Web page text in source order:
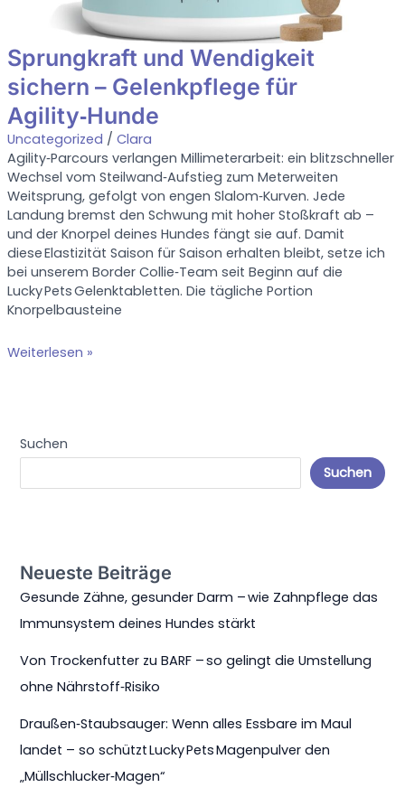
Sprungkraft und Wendigkeit
sichern – Gelenkpflege für
Agility‑Hunde
Uncategorized / Clara
Agility‑Parcours verlangen Millimeterarbeit: ein blitzschneller
Wechsel vom Steilwand‑Aufstieg zum Meterweiten
Weitsprung, gefolgt von engen Slalom‑Kurven. Jede
Landung bremst den Schwung mit hoher Stoßkraft ab –
und der Knorpel deines Hundes fängt sie auf. Damit
diese Elastizität Saison für Saison erhalten bleibt, setze ich
bei unserem Border Collie‑Team seit Beginn auf die
Lucky Pets Gelenktabletten. Die tägliche Portion
Knorpelbausteine
Sprungkraft
für
Weiterlesen »
Suchen
Suchen
Neueste Beiträge
Gesunde Zähne, gesunder Darm – wie Zahnpflege das
Immunsystem deines Hundes stärkt
Von Trockenfutter zu BARF – so gelingt die Umstellung
ohne Nährstoff‑Risiko
Draußen‑Staubsauger: Wenn alles Essbare im Maul
landet – so schützt Lucky Pets Magenpulver den
„Müllschlucker‑Magen“